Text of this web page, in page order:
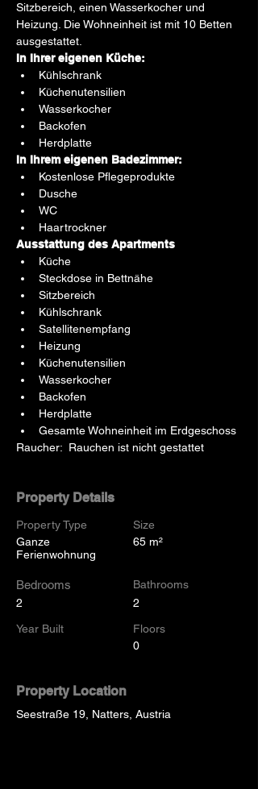
Sitzbereich, einen Wasserkocher und
Heizung. Die Wohneinheit ist mit 10 Betten
ausgestattet.
In Ihrer eigenen Küche:
Kühlschrank
Küchenutensilien
Wasserkocher
Backofen
Herdplatte
In Ihrem eigenen Badezimmer:
Kostenlose Pflegeprodukte
Dusche
WC
Haartrockner
Ausstattung des Apartments
Küche
Steckdose in Bettnähe
Sitzbereich
Kühlschrank
Satellitenempfang
Heizung
Küchenutensilien
Wasserkocher
Backofen
Herdplatte
Gesamte Wohneinheit im Erdgeschoss
Raucher:  Rauchen ist nicht gestattet
Property Details
Property Type
Ganze
Ferienwohnung
Bedrooms
2
Year Built
Size
65 m²
Bathrooms
2
Floors
0
Property Location
Seestraße 19, Natters, Austria